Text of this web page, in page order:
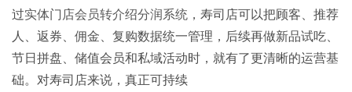
过实体门店会员转介绍分润系统 ，寿司店可以把顾客、推荐
人、返券、佣金、复购数据统一管理，后续再做新品试吃、
节日拼盘、储值会员和私域活动时，就有了更清晰的运营基
础。对寿司店来说，真正可持续